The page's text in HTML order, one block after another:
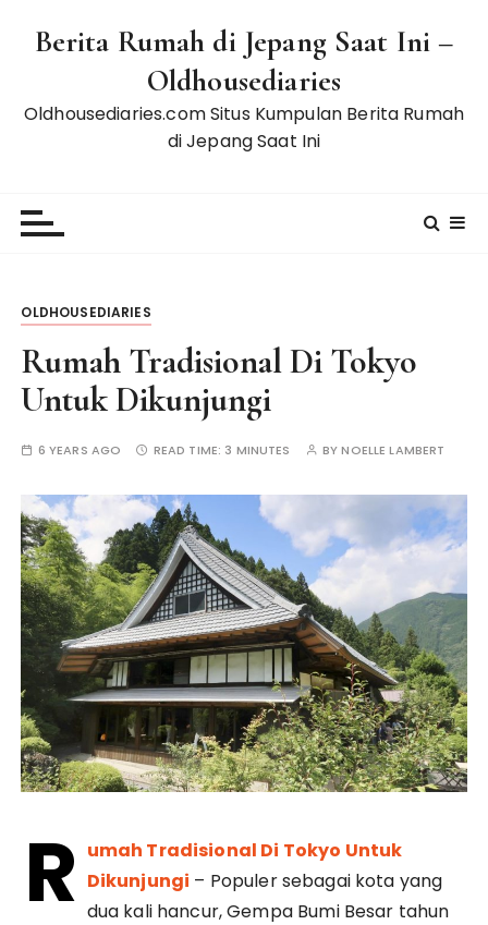
Berita Rumah di Jepang Saat Ini –
Oldhousediaries
Oldhousediaries.com Situs Kumpulan Berita Rumah
di Jepang Saat Ini
OLDHOUSEDIARIES
Rumah Tradisional Di Tokyo
Untuk Dikunjungi
6 YEARS AGO READ TIME: 3 MINUTES BYNOELLE LAMBERT
R umah Tradisional Di Tokyo Untuk
Dikunjungi – Populer sebagai kota yang
dua kali hancur, Gempa Bumi Besar tahun